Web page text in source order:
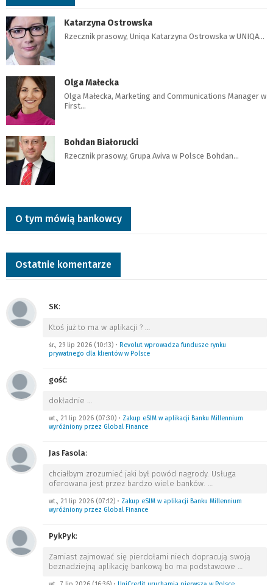
Katarzyna Ostrowska
Rzecznik prasowy, Uniqa Katarzyna Ostrowska w UNIQA…
Olga Małecka
Olga Małecka, Marketing and Communications Manager w
First…
Bohdan Białorucki
Rzecznik prasowy, Grupa Aviva w Polsce Bohdan…
O tym mówią bankowcy
Ostatnie komentarze
SK:
Ktoś już to ma w aplikacji ? …
śr., 29 lip 2026 (10:13) • Revolut wprowadza fundusze rynku
prywatnego dla klientów w Polsce
gość:
dokładnie …
wt., 21 lip 2026 (07:30) • Zakup eSIM w aplikacji Banku Millennium
wyróżniony przez Global Finance
Jas Fasola:
chciałbym zrozumieć jaki był powód nagrody. Usługa
oferowana jest przez bardzo wiele banków. …
wt., 21 lip 2026 (07:12) • Zakup eSIM w aplikacji Banku Millennium
wyróżniony przez Global Finance
PykPyk:
Zamiast zajmować się pierdołami niech dopracują swoją
beznadziejną aplikację bankową bo ma podstawowe …